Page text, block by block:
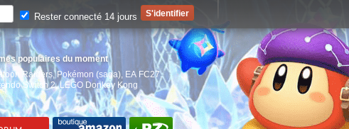
populaires du moment
Raiders, Pokémon (saga) EA FC27,
Switch 2,LEGO Donkey Kong
Rester connecté 14 jours